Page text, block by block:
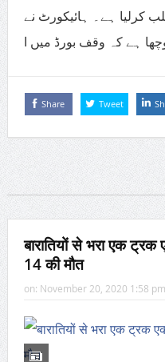
کرلیا ہے۔ ہائیکورٹ نے
Share Tweet
बारातियों से भरा एक
14 की मौत
on: November 20, 2020 1:58 pm